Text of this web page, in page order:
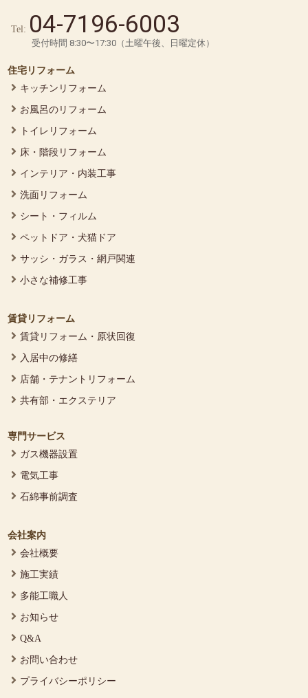
Tel: 04-7196-6003
受付時間 8:30〜17:30（土曜午後、日曜定休）
住宅リフォーム
キッチンリフォーム
お風呂のリフォーム
トイレリフォーム
床・階段リフォーム
インテリア・内装工事
洗面リフォーム
シート・フィルム
ペットドア・犬猫ドア
サッシ・ガラス・網戸関連
小さな補修工事
賃貸リフォーム
賃貸リフォーム・原状回復
入居中の修繕
店舗・テナントリフォーム
共有部・エクステリア
専門サービス
ガス機器設置
電気工事
石綿事前調査
会社案内
会社概要
施工実績
多能工職人
お知らせ
Q&A
お問い合わせ
プライバシーポリシー